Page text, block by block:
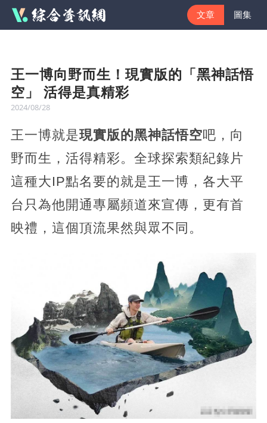
文章 圖集
王一博向野而生！現實版的「黑神話悟
空」 活得是真精彩
2024/08/28
王一博就是現實版的黑神話悟空吧，向
野而生，活得精彩。全球探索類紀錄片
這種大IP點名要的就是王一博，各大平
台只為他開通專屬頻道來宣傳，更有首
映禮，這個頂流果然與眾不同。